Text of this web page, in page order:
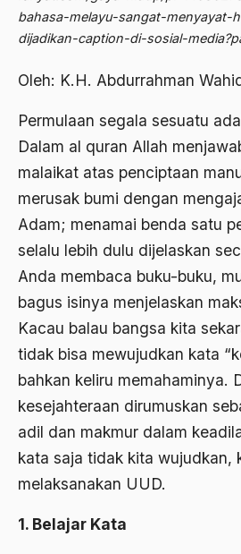
bahasa-melayu-sangat-menyayat-
dijadikan-caption-di-sosial-
Oleh: K.H. Abdurrahman
Permulaan segala sesuatu
Dalam al quran Allah
malaikat atas penciptaan
merusak bumi dengan
Adam; menamai benda satu
selalu lebih dulu dijelaskan
Anda membaca buku-buku,
bagus isinya menjelaskan
Kacau balau bangsa kita
tidak bisa mewujudkan kata
bahkan keliru memahaminya.
kesejahteraan dirumuskan
adil dan makmur dalam
kata saja tidak kita wujudkan,
melaksanakan UUD.
1. Belajar Kata
2011
2007
2006
2004
2003
2002
2001
2000
1999
1998
Abdi Masyarakat
abdul wahid hasyim
Abdullah Badawi
Abdullah Syafi'i
Abdurrahman Addakhil
abdurrahman wahid
Abolisi
Aboulhasan Bani Sadr
abri
Abu AMrin Ibnu Alla'
Abu Bakar Ba’asyir
Abu Hanifah
Abu Sangkan
Abu Zayd